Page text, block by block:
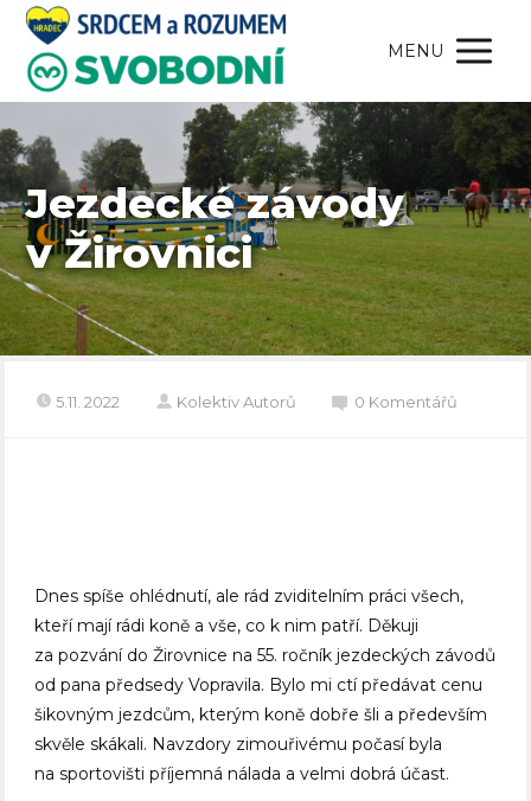
MENU
Jezdecké závody
v Žirovnici
5.11. 2022 Kolektiv Autorů 0 Komentářů
Dnes spíše ohlédnutí, ale rád zviditelním práci všech,
kteří mají rádi koně a vše, co k nim patří. Děkuji
za pozvání do Žirovnice na 55. ročník jezdeckých závodů
od pana předsedy Vopravila. Bylo mi ctí předávat cenu
šikovným jezdcům, kterým koně dobře šli a především
skvěle skákali. Navzdory zimouřivému počasí byla
na sportovišti příjemná nálada a velmi dobrá účast.